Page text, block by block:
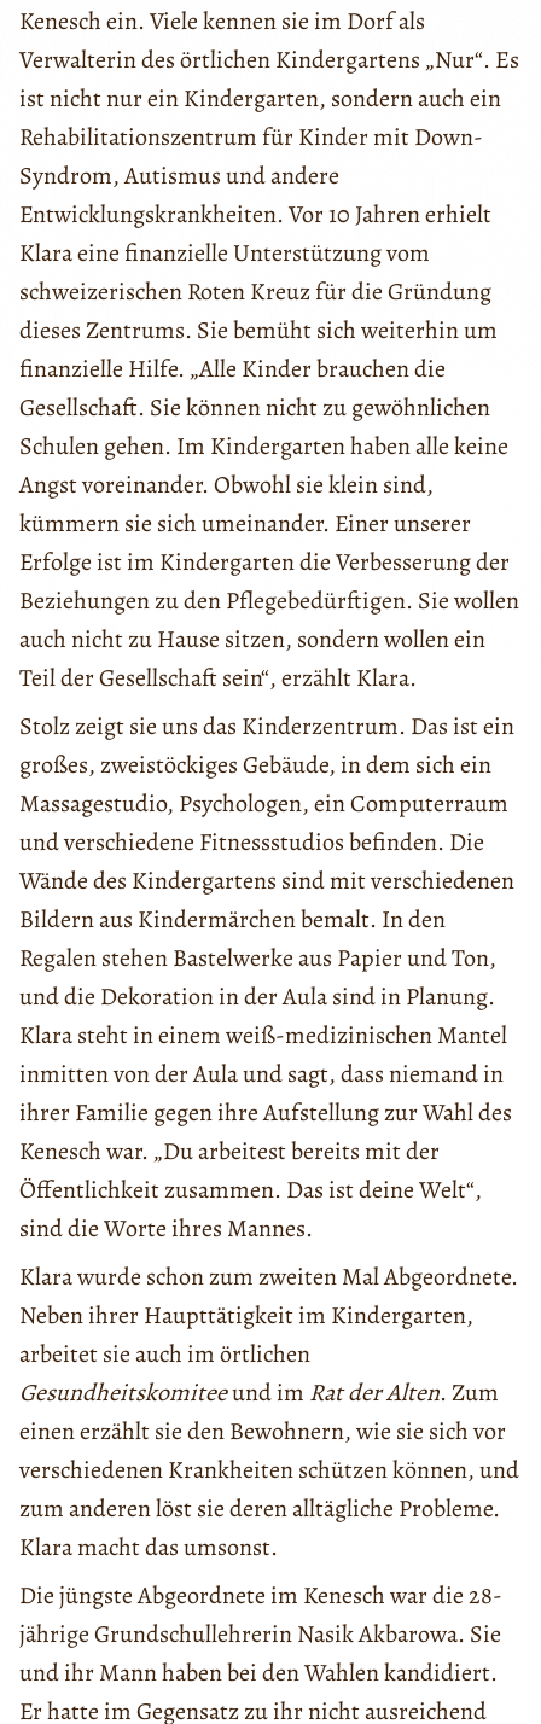
Kenesch ein. Viele kennen sie im Dorf als
Verwalterin des örtlichen Kindergartens „Nur“. Es
ist nicht nur ein Kindergarten, sondern auch ein
Rehabilitationszentrum für Kinder mit Down-
Syndrom, Autismus und andere
Entwicklungskrankheiten. Vor 10 Jahren erhielt
Klara eine finanzielle Unterstützung vom
schweizerischen Roten Kreuz für die Gründung
dieses Zentrums. Sie bemüht sich weiterhin um
finanzielle Hilfe. „Alle Kinder brauchen die
Gesellschaft. Sie können nicht zu gewöhnlichen
Schulen gehen. Im Kindergarten haben alle keine
Angst voreinander. Obwohl sie klein sind,
kümmern sie sich umeinander. Einer unserer
Erfolge ist im Kindergarten die Verbesserung der
Beziehungen zu den Pflegebedürftigen. Sie wollen
auch nicht zu Hause sitzen, sondern wollen ein
Teil der Gesellschaft sein“, erzählt Klara.
Stolz zeigt sie uns das Kinderzentrum. Das ist ein
großes, zweistöckiges Gebäude, in dem sich ein
Massagestudio, Psychologen, ein Computerraum
und verschiedene Fitnessstudios befinden. Die
Wände des Kindergartens sind mit verschiedenen
Bildern aus Kindermärchen bemalt. In den
Regalen stehen Bastelwerke aus Papier und Ton,
und die Dekoration in der Aula sind in Planung.
Klara steht in einem weiß-medizinischen Mantel
inmitten von der Aula und sagt, dass niemand in
ihrer Familie gegen ihre Aufstellung zur Wahl des
Kenesch war. „Du arbeitest bereits mit der
Öffentlichkeit zusammen. Das ist deine Welt“,
sind die Worte ihres Mannes.
Klara wurde schon zum zweiten Mal Abgeordnete.
Neben ihrer Haupttätigkeit im Kindergarten,
arbeitet sie auch im örtlichen
Gesundheitskomiteeund im Rat der Alten. Zum
einen erzählt sie den Bewohnern, wie sie sich vor
verschiedenen Krankheiten schützen können, und
zum anderen löst sie deren alltägliche Probleme.
Klara macht das umsonst.
Die jüngste Abgeordnete im Kenesch war die 28-
jährige Grundschullehrerin Nasik Akbarowa. Sie
und ihr Mann haben bei den Wahlen kandidiert.
Er hatte im Gegensatz zu ihr nicht ausreichend